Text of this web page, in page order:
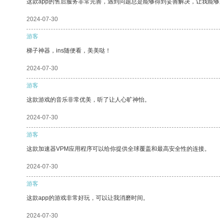
这款app的售后服务非常完善，遇到问题总是能够得到妥善解决，让我能够
2024-07-30
游客
梯子神器，ins随便看，美美哒！
2024-07-30
游客
这款游戏的音乐非常优美，听了让人心旷神怡。
2024-07-30
游客
这款加速器VPM应用程序可以给你提供全球覆盖和最高安全性的连接。
2024-07-30
游客
这款app的游戏非常好玩，可以让我消磨时间。
2024-07-30